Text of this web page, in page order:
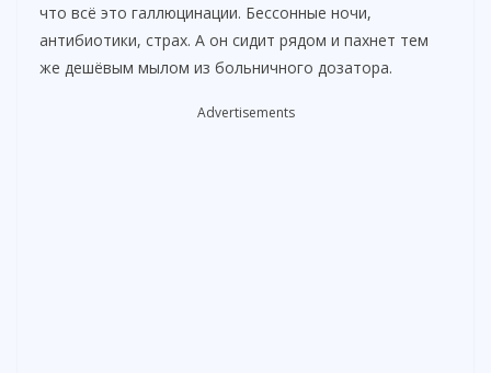
что всё это галлюцинации. Бессонные ночи,
антибиотики, страх. А он сидит рядом и пахнет тем
же дешёвым мылом из больничного дозатора.
Advertisements